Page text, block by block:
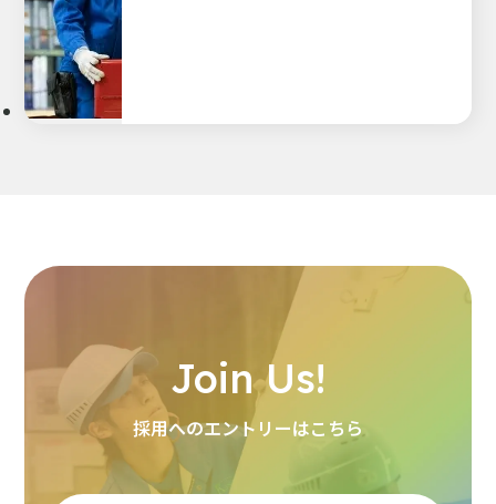
Join Us!
採用へのエントリーはこちら